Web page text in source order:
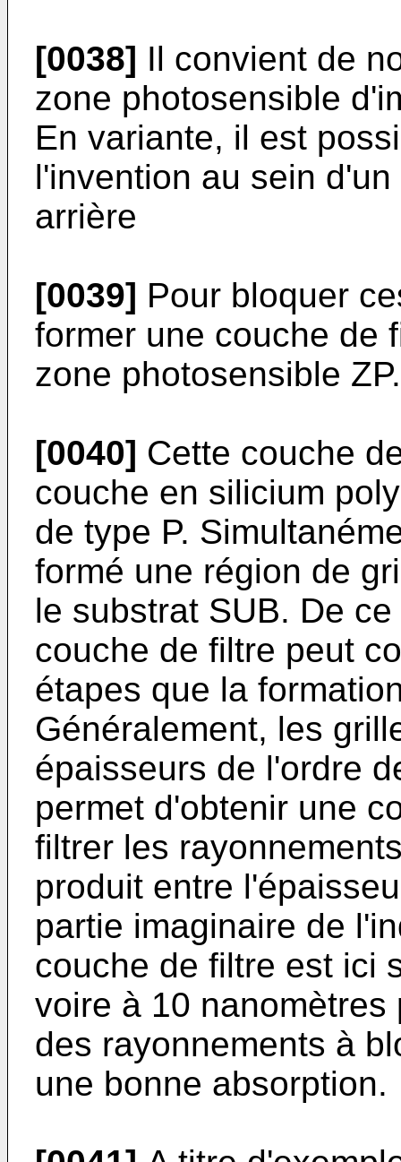
[0038] Il convient de
zone photosensible
En variante, il est
l'invention au sein
arrière
[0039] Pour bloquer
former une couche de
zone photosensible ZP.
[0040] Cette couche
couche en silicium
de type P.
formé une région de
le substrat SUB. De
couche de filtre peut
étapes que la
Généralement, les
épaisseurs de l'ordre
permet d'obtenir une
filtrer les
produit entre
partie imaginaire de
couche de filtre est ici
voire à 10
des rayonnements à
une bonne absorption.